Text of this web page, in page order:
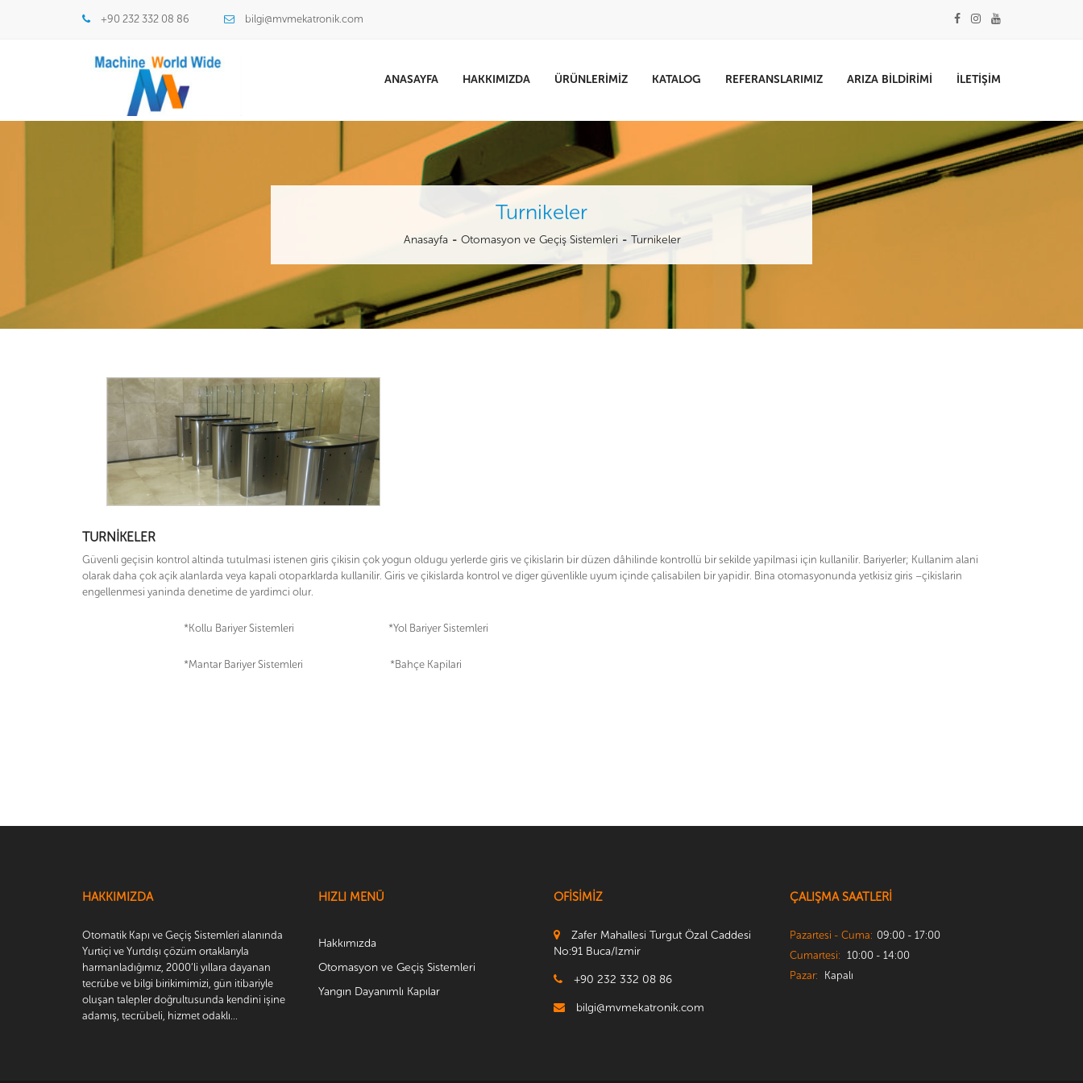
+90 232 332 08 86 bilgi@mvmekatronik.com
ANASAYFA HAKKIMIZDA ÜRÜNLERIMIZ KATALOG REFERANSLARIMIZ ARIZA BILDIRIMI İLETIŞIM
Turnikeler
Anasayfa Otomasyon ve Geçiş Sistemleri Turnikeler
TURNIKELER
Güvenli geçisin kontrol altinda tutulmasi istenen giris çikisin çok yogun oldugu yerlerde giris ve çikislarin bir düzen dâhilinde kontrollü bir sekilde yapilmasi için kullanilir. Bariyerler; Kullanim alani
olarak daha çok açik alanlarda veya kapali otoparklarda kullanilir. Giris ve çikislarda kontrol ve diger güvenlikle uyum içinde çalisabilen bir yapidir. Bina otomasyonunda yetkisiz giris –çikislarin
engellenmesi yaninda denetime de yardimci olur.
*Kollu Bariyer Sistemleri *Yol Bariyer Sistemleri
*Mantar Bariyer Sistemleri *Bahçe Kapilari
HAKKIMIZDA
Otomatik Kapı ve Geçiş Sistemleri alanında
Yurtiçi ve Yurtdışı çözüm ortaklarıyla
harmanladığımız, 2000’li yıllara dayanan
tecrübe ve bilgi birikimimizi, gün itibariyle
oluşan talepler doğrultusunda kendini işine
adamış, tecrübeli, hizmet odaklı...
HIZLI MENÜ
Hakkımızda
Otomasyon ve Geçiş Sistemleri
Yangın Dayanımlı Kapılar
OFİSİMİZ
Zafer Mahallesi Turgut Özal Caddesi
No:91 Buca/Izmir
+90 232 332 08 86
bilgi@mvmekatronik.com
ÇALIŞMA SAATLERİ
Pazartesi - Cuma: 09:00 - 17:00
Cumartesi:
10:00 - 14:00
Pazar:
Kapalı